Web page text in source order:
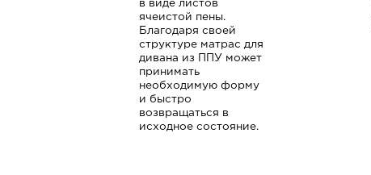
в виде листов
ячеистой пены.
Благодаря своей
структуре матрас для
дивана из ППУ может
принимать
необходимую форму
и быстро
возвращаться в
исходное состояние.